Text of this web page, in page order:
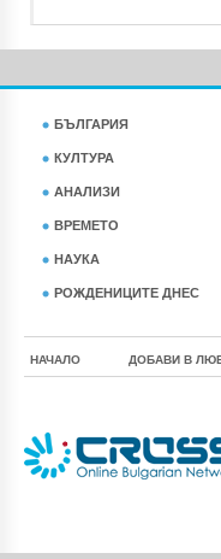
БЪЛГАРИЯ
КУЛТУРА
АНАЛИЗИ
ВРЕМЕТО
НАУКА
РОЖДЕНИЦИТЕ ДНЕС
НАЧАЛО ДОБАВИ В